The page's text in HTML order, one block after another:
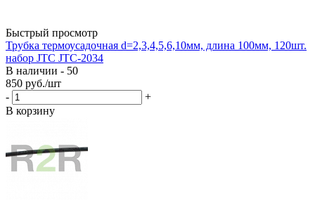
Быстрый просмотр
Трубка термоусадочная d=2,3,4,5,6,10мм, длина 100мм, 120шт.
набор JTC JTC-2034
В наличии - 50
850 руб./шт
-
+
В корзину